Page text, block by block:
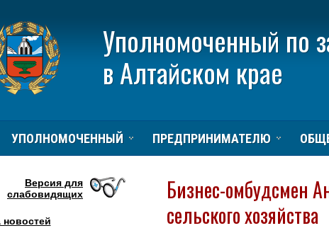
Уполномоченный по
в Алтайском крае
УПОЛНОМОЧЕННЫЙ ПРЕДПРИНИМАТЕЛЮ
Версия для
слабовидящих
новостей
Бизнес-омбудсмен
сельского хозяйства